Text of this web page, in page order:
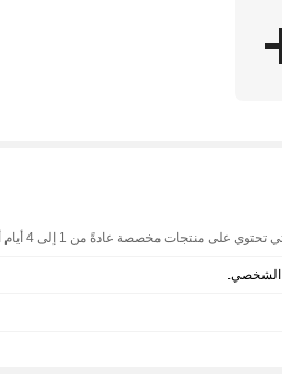
1 إلى 4 أيام أطول من المعتاد، وسيتم شحن المنتجات المخصصة في طرود منفصلة.)
الشخصي.